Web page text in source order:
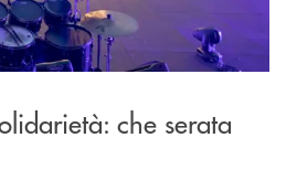
che serata